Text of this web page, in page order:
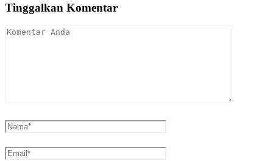
Tinggalkan Komentar